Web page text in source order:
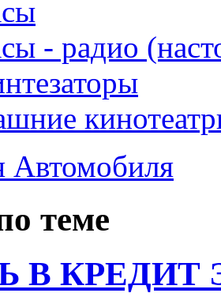
- радио
Автомобиля
теме
В КРЕДИТ